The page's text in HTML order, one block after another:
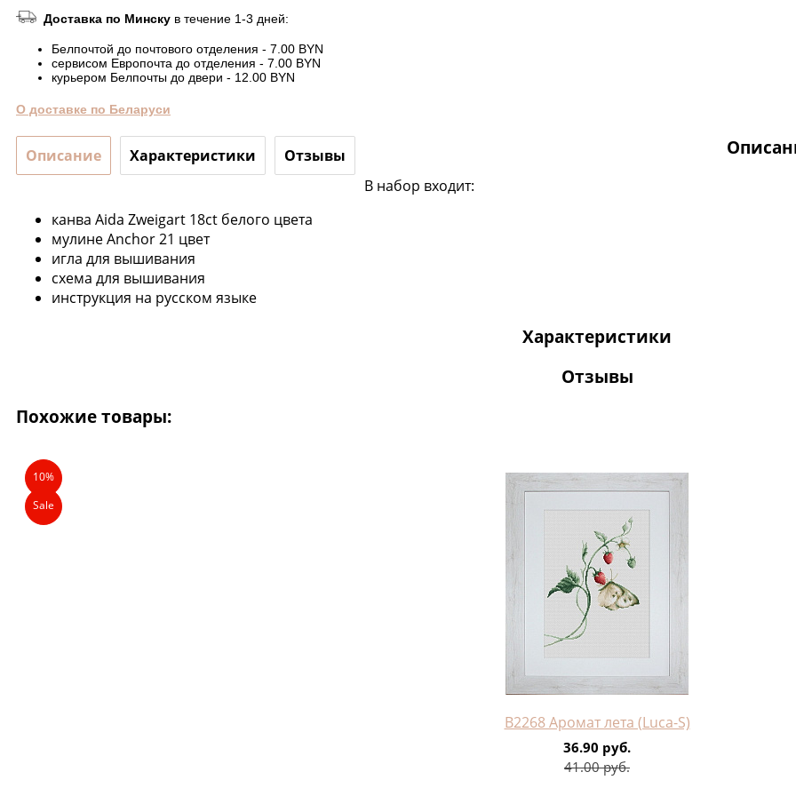
Доставка по Минску в течение 1-3 дней:
Белпочтой до почтового отделения - 7.00 BYN
сервисом Европочта до отделения - 7.00 BYN
курьером Белпочты до двери - 12.00 BYN
О доставке по Беларуси
Описание Характеристики Отзывы
В набор входит:
канва Aida Zweigart 18ct белого цвета
мулине Anchor 21 цвет
игла для вышивания
схема для вышивания
инструкция на русском языке
Характеристики
Отзывы
Похожие товары:
10%
Sale
B2268 Аромат лета (Luca-S)
36.90 руб.
41.00 руб.